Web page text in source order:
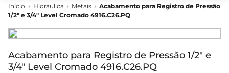
Hidráulica Metais
Acabamento para Registro de Pressão
1/2" e 3/4" Level Cromado 4916.C26.PQ
Acabamento para Registro de Pressão 1/2" e
3/4" Level Cromado 4916.C26.PQ
Termos mais buscados
2º
luminaria
3º
tomada
4 º
cabo pp